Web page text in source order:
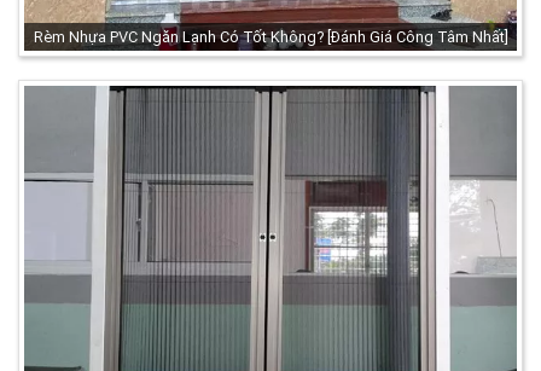
Rèm Nhựa PVC Ngăn Lạnh Có Tốt Không? [Đánh Giá Công Tâm Nhất]